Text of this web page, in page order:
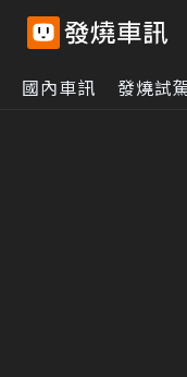
國內車訊 發燒試